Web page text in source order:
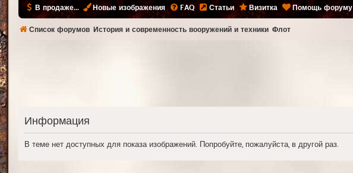
В продаже... Новые изображения FAQ Статьи Визитка Помощь форуму
Список форумов История и современность вооружений и техники Флот
Информация
В теме нет доступных для показа изображений. Попробуйте, пожалуйста, в другой раз.